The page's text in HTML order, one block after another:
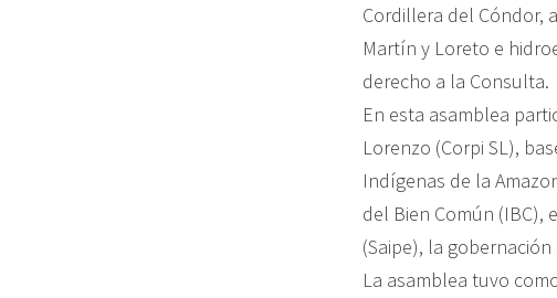
Cordillera del Cóndor,
Martín y Loreto e
derecho a la Consulta.
En esta asamblea
Lorenzo (Corpi SL),
Indígenas de la
del Bien Común (IBC),
(Saipe), la
La asamblea tuvo